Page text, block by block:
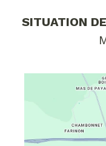
SITUATION